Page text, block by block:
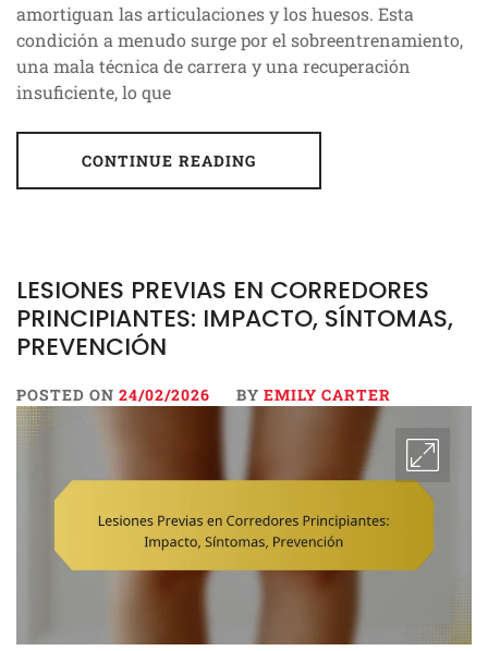
amortiguan las articulaciones y los huesos. Esta
condición a menudo surge por el sobreentrenamiento,
una mala técnica de carrera y una recuperación
insuficiente, lo que
CONTINUE READING
LESIONES PREVIAS EN CORREDORES
PRINCIPIANTES: IMPACTO, SÍNTOMAS,
PREVENCIÓN
POSTED ON 24/02/2026 BY EMILY CARTER